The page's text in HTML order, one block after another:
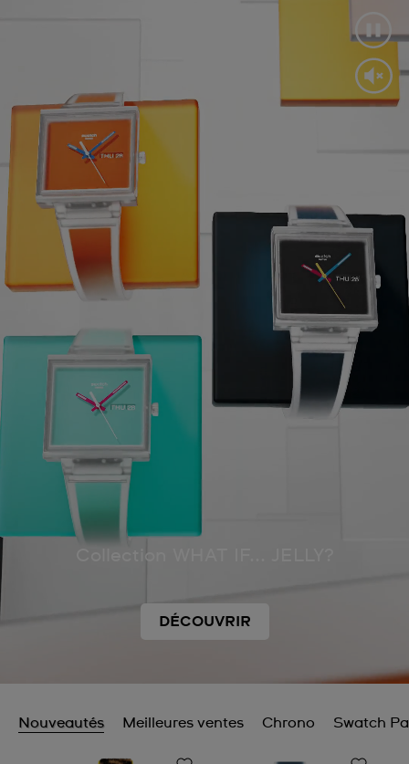
Collection WHAT IF... JELLY?
DÉCOUVRIR
Nouveautés Meilleures ventes Chrono Swatch